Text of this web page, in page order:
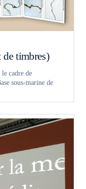
de timbres)
cadre de
sous-marine de